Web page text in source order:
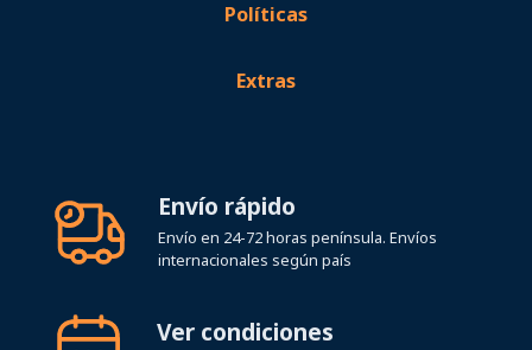
Políticas
Extras
Envío rápido
Envío en 24-72 horas península. Envíos
internacionales según país
Ver condiciones